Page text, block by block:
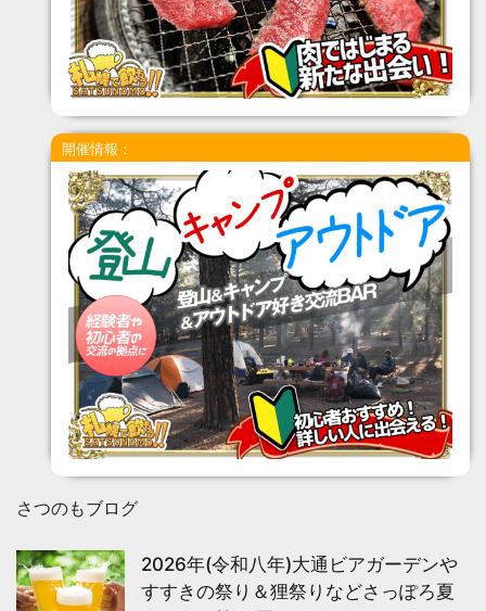
開催情報：
さつのもブログ
2026年(令和八年)大通ビアガーデンや
すすきの祭り＆狸祭りなどさっぽろ夏